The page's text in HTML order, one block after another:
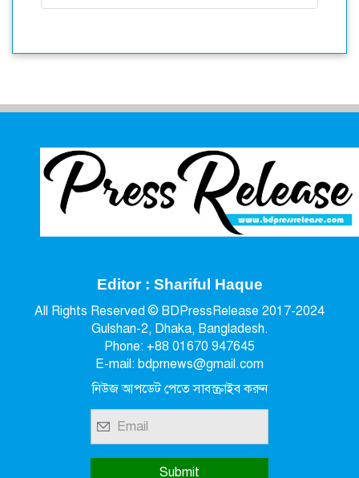
Editor : Shariful Haque
All Rights Reserved © BDPressRelease 2017-2024
Gulshan-2, Dhaka, Bangladesh.
Phone: +88 01670 947645
E-mail: bdprnews@gmail.com
নিউজ আপডেট পেতে সাবস্ক্রাইব করুন